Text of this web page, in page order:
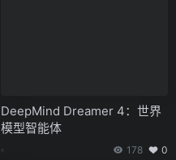
DeepMind Dreamer 4：世界
模型智能体
178 0